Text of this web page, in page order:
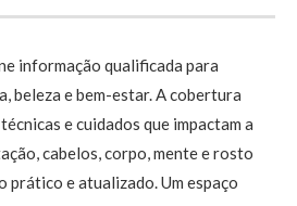
informação qualificada para
beleza e bem-estar. A cobertura
e cuidados que impactam a
cabelos, corpo, mente e rosto
prático e atualizado. Um espaço